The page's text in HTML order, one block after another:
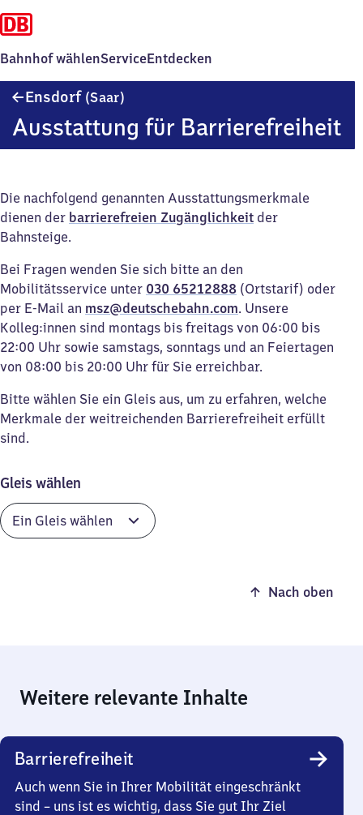
Bahnhof wählenServiceEntdecken
Ensdorf (Saar)
Ausstattung für Barrierefreiheit
Die nachfolgend genannten Ausstattungsmerkmale
dienen der barrierefreien Zugänglichkeit der
Bahnsteige.
Bei Fragen wenden Sie sich bitte an den
Mobilitätsservice unter 030 65212888 (Ortstarif) oder
per E-Mail an msz@deutschebahn.com. Unsere
Kolleg:innen sind montags bis freitags von 06:00 bis
22:00 Uhr sowie samstags, sonntags und an Feiertagen
von 08:00 bis 20:00 Uhr für Sie erreichbar.
Bitte wählen Sie ein Gleis aus, um zu erfahren, welche
Merkmale der weitreichenden Barrierefreiheit erfüllt
sind.
Gleis wählen
Nach oben
Weitere relevante Inhalte
Barrierefreiheit
Auch wenn Sie in Ihrer Mobilität eingeschränkt
sind – uns ist es wichtig, dass Sie gut Ihr Ziel